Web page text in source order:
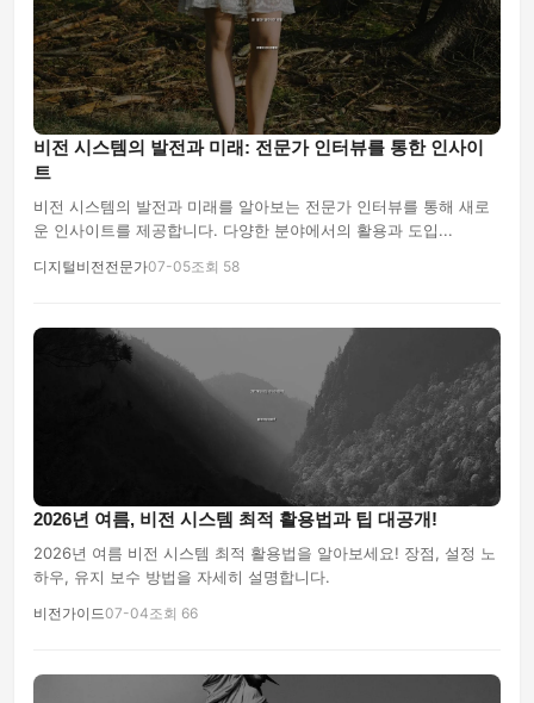
비전 시스템의 발전과 미래: 전문가 인터뷰를 통한 인사이
트
비전 시스템의 발전과 미래를 알아보는 전문가 인터뷰를 통해 새로
운 인사이트를 제공합니다. 다양한 분야에서의 활용과 도입...
디지털비전전문가07-05조회 58
2026년 여름, 비전 시스템 최적 활용법과 팁 대공개!
2026년 여름 비전 시스템 최적 활용법을 알아보세요! 장점, 설정 노
하우, 유지 보수 방법을 자세히 설명합니다.
비전가이드07-04조회 66